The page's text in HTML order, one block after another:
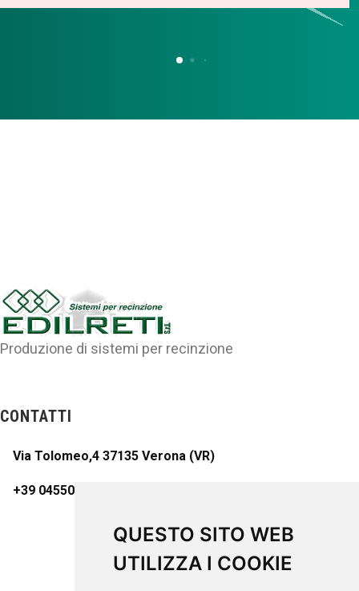
QUESTO SITO WEB
UTILIZZA I COOKIE
Produzione di sistemi per recinzione
CONTATTI
Via Tolomeo,4 37135 Verona (VR)
+39 045509470